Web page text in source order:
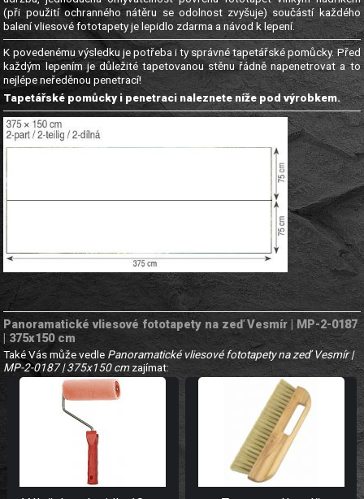
(při použití ochranného nátěru se odolnost zvyšuje) součástí každého
balení vliesové fototapety je lepidlo zdarma a návod k lepení.
K povedenému výsledku je potřeba i ty správné tapetářské pomůcky. Před
každým lepením je důležité tapetovanou stěnu řádně napenetrovat a to
nejlépe neředěnou penetrací!
Tapetářské pomůcky i penetraci naleznete níže pod výrobkem.
Panoramatické vliesové fototapety na zeď Vesmír | MP-2-0187
| 375x150 cm
Také Vás může vedle Panoramatické vliesové fototapety na zeď Vesmír |
MP-2-0187 | 375x150 cmzajímat: